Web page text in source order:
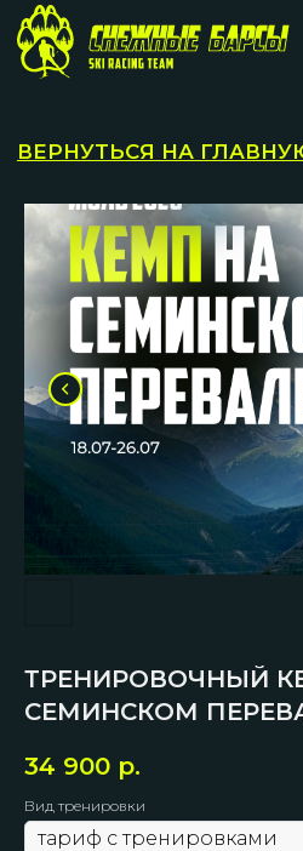
ТРЕНИРОВОЧНЫЙ
СЕМИНСКОМ
34 900 р.
Вид тренировки